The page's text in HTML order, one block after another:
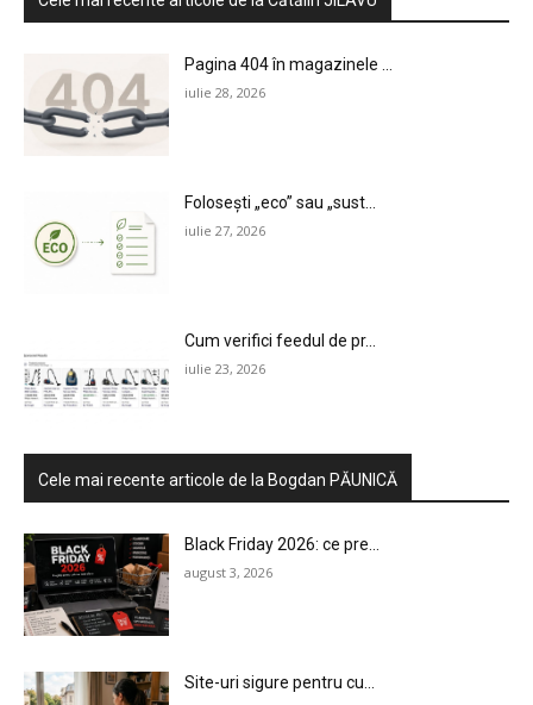
Pagina 404 în magazinele ...
iulie 28, 2026
Folosești „eco” sau „sust...
iulie 27, 2026
Cum verifici feedul de pr...
iulie 23, 2026
Cele mai recente articole de la Bogdan PĂUNICĂ
Black Friday 2026: ce pre...
august 3, 2026
Site-uri sigure pentru cu...